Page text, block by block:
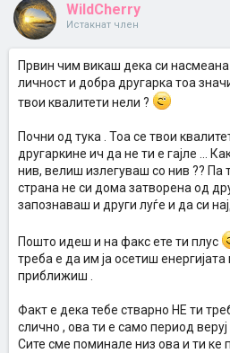
WildCherry
Истакнат член
Првин чим викаш дека си
личност и добра другарка тоа
твои квалитети нели ?
Почни од тука . Тоа се твои
другаркине ич да не ти е гајле ...
нив, велиш излегуваш со нив ?? Па
страна не си дома затворена од
запознаваш и други луѓе и да си
Пошто идеш и на факс ете ти плус
треба е да им ја осетиш
приближиш .
Факт е дека тебе стварно НЕ ти
слично , ова ти е само период веруј
Сите сме поминале низ ова и ти